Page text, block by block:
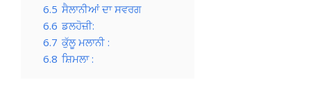
6.5 ਸੈਲਾਨੀਆਂ ਦਾ ਸਵਰਗ
6.6 ਡਲਹੋਜ਼ੀ:
6.7 ਕੁੱਲੂ ਮਲਾਨੀ :
6.8 ਸ਼ਿਮਲਾ :